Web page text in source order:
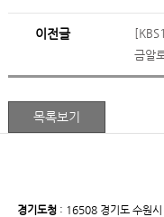
이전글
금알
경기도청: 16508 경기도 수원시